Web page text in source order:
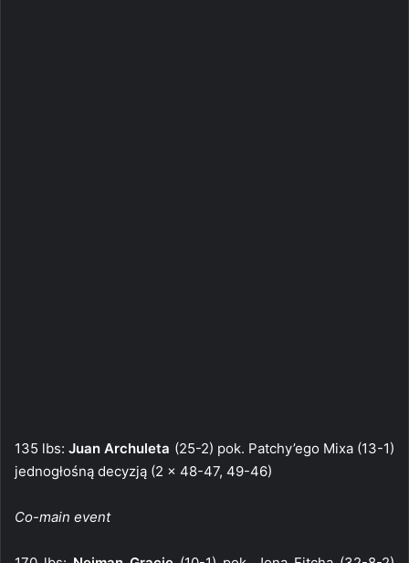
135 lbs:Juan Archuleta (25-2) pok. Patchy’ego Mixa (13-1)
jednogłośną decyzją (2 x 48-47, 49-46)
Co-main event